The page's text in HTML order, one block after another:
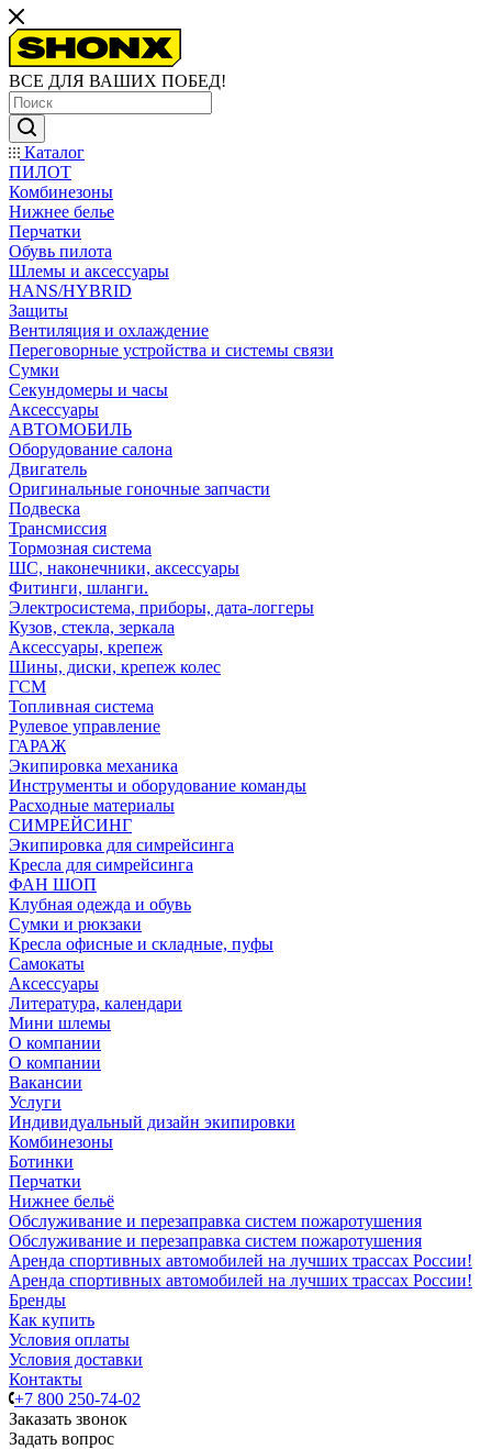
ВСЕ ДЛЯ ВАШИХ ПОБЕД!
Каталог
ПИЛОТ
Комбинезоны
Нижнее белье
Перчатки
Обувь пилота
Шлемы и аксессуары
HANS/HYBRID
Защиты
Вентиляция и охлаждение
Переговорные устройства и системы связи
Сумки
Секундомеры и часы
Аксессуары
АВТОМОБИЛЬ
Оборудование салона
Двигатель
Оригинальные гоночные запчасти
Подвеска
Трансмиссия
Тормозная система
ШС, наконечники, аксессуары
Фитинги, шланги.
Электросистема, приборы, дата-логгеры
Кузов, стекла, зеркала
Аксессуары, крепеж
Шины, диски, крепеж колес
ГСМ
Топливная система
Рулевое управление
ГАРАЖ
Экипировка механика
Инструменты и оборудование команды
Расходные материалы
СИМРЕЙСИНГ
Экипировка для симрейсинга
Кресла для симрейсинга
ФАН ШОП
Клубная одежда и обувь
Сумки и рюкзаки
Кресла офисные и складные, пуфы
Самокаты
Аксессуары
Литература, календари
Мини шлемы
О компании
О компании
Вакансии
Услуги
Индивидуальный дизайн экипировки
Комбинезоны
Ботинки
Перчатки
Нижнее бельё
Обслуживание и перезаправка систем пожаротушения
Обслуживание и перезаправка систем пожаротушения
Аренда спортивных автомобилей на лучших трассах России!
Аренда спортивных автомобилей на лучших трассах России!
Бренды
Как купить
Условия оплаты
Условия доставки
Контакты
+7 800 250-74-02
Заказать звонок
Задать вопрос